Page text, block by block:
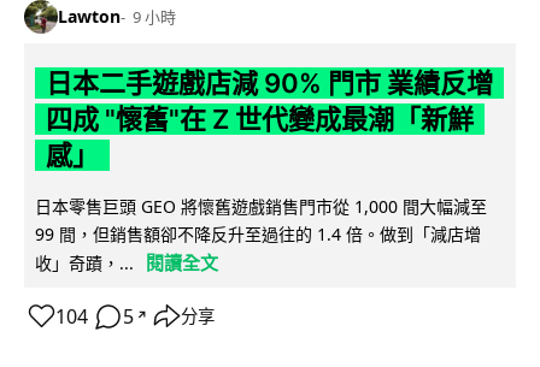
Lawton 9 小時
日本二手遊戲店減 90% 門市 業績反增
四成 "懷舊"在 Z 世代變成最潮「新鮮
感」
日本零售巨頭 GEO 將懷舊遊戲銷售門市從 1,000 間大幅減至
99 間，但銷售額卻不降反升至過往的 1.4 倍。做到「減店增
收」奇蹟，...
閱讀全文
104 5 ↗ 分享